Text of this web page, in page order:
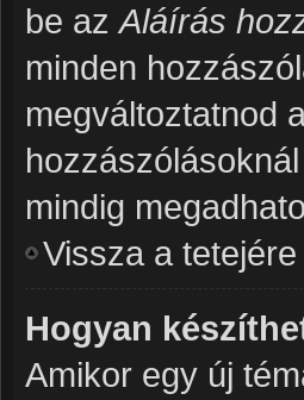
be azAláírás
minden
megváltoztatnod
mindig
Vissza a tetejére
Hogyan
Amikor egy új